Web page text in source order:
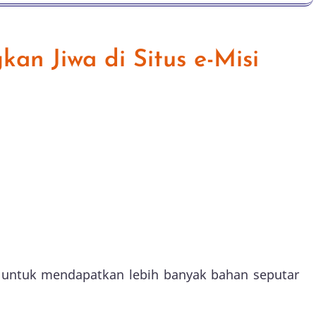
Jiwa di Situs e-Misi
mendapatkan lebih banyak bahan seputar